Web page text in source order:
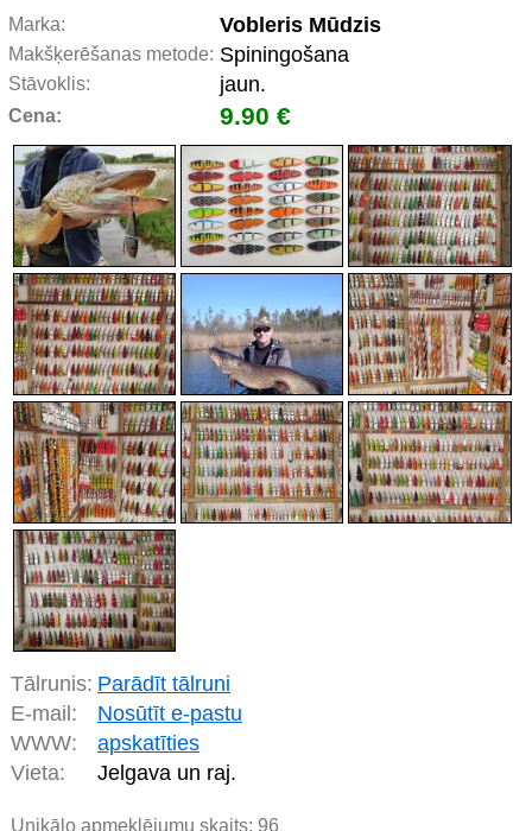
Marka: Vobleris Mūdzis
Makšķerēšanas metode: Spiningošana
Stāvoklis: jaun.
Cena: 9.90 €
Tālrunis: Parādīt tālruni
E-mail:
Nosūtīt e-pastu
WWW:
apskatīties
Vieta:
Jelgava un raj.
Unikālo apmeklējumu skaits: 96